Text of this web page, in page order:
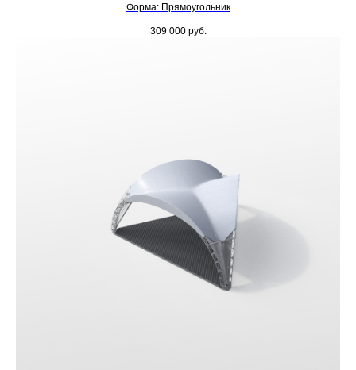
Форма: Прямоугольник
309 000 руб.